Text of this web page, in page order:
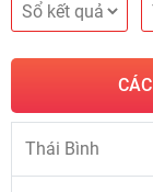
Thái Bình